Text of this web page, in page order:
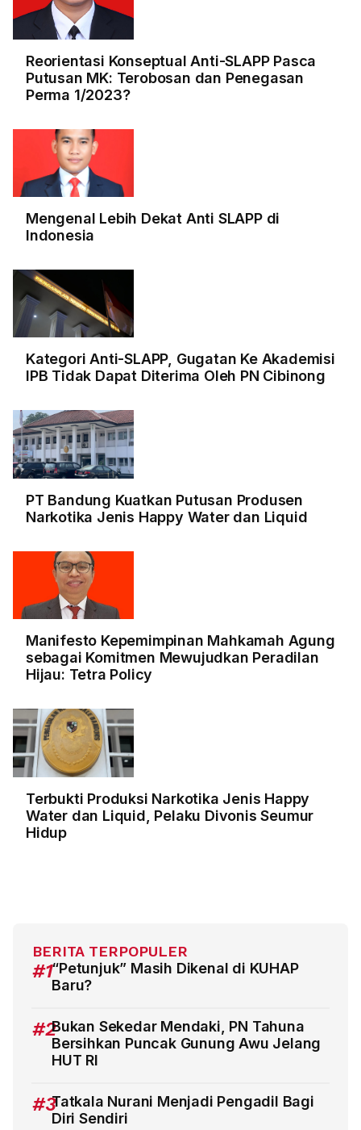
Reorientasi Konseptual Anti-SLAPP Pasca
Putusan MK: Terobosan dan Penegasan
Perma 1/2023?
Mengenal Lebih Dekat Anti SLAPP di
Indonesia
Kategori Anti-SLAPP, Gugatan Ke Akademisi
IPB Tidak Dapat Diterima Oleh PN Cibinong
PT Bandung Kuatkan Putusan Produsen
Narkotika Jenis Happy Water dan Liquid
Manifesto Kepemimpinan Mahkamah Agung
sebagai Komitmen Mewujudkan Peradilan
Hijau: Tetra Policy
Terbukti Produksi Narkotika Jenis Happy
Water dan Liquid, Pelaku Divonis Seumur
Hidup
BERITA TERPOPULER
#1“Petunjuk” Masih Dikenal di KUHAP
Baru?
#2Bukan Sekedar Mendaki, PN Tahuna
Bersihkan Puncak Gunung Awu Jelang
HUT RI
#3Tatkala Nurani Menjadi Pengadil Bagi
Diri Sendiri